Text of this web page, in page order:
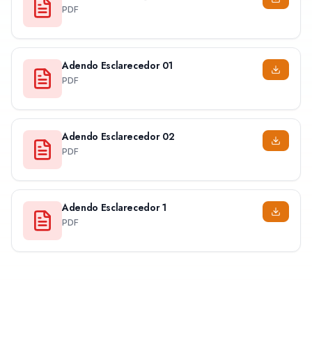
PDF
Adendo Esclarecedor 01
PDF
Adendo Esclarecedor 02
PDF
Adendo Esclarecedor 1
PDF